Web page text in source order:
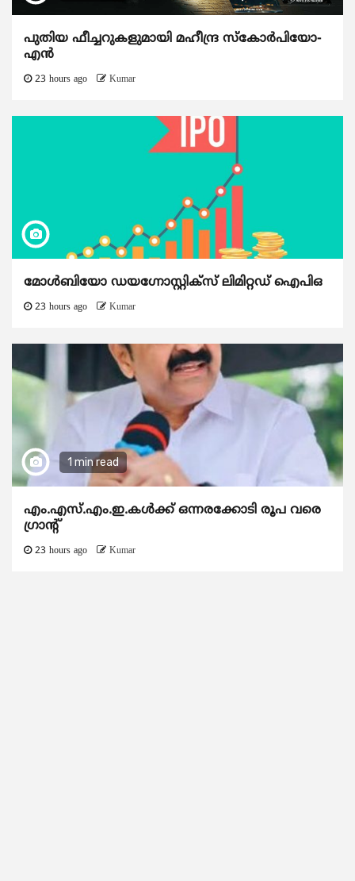
പുതിയ ഫീച്ചറുകളുമായി മഹീന്ദ്ര സ്കോർപിയോ-
എൻ
23 hours ago Kumar
മോൾബിയോ ഡയഗ്നോസ്റ്റിക്സ് ലിമിറ്റഡ് ഐപിഒ
23 hours ago Kumar
1 min read
എം.എസ്.എം.ഇ.കൾക്ക് ഒന്നരക്കോടി രൂപ വരെ
ഗ്രാന്റ്
23 hours ago Kumar